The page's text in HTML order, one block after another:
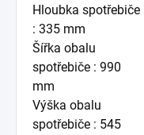
Hloubka spotřebiče
: 335 mm
Šířka obalu
spotřebiče : 990
mm
Výška obalu
spotřebiče : 545